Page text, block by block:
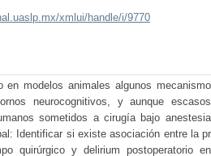
xmlui/handle/i/9770
en modelos animales algunos
neurocognitivos, y aunque
sometidos a cirugía bajo
Identificar si existe asociación entre la
quirúrgico y delirium postoperatorio